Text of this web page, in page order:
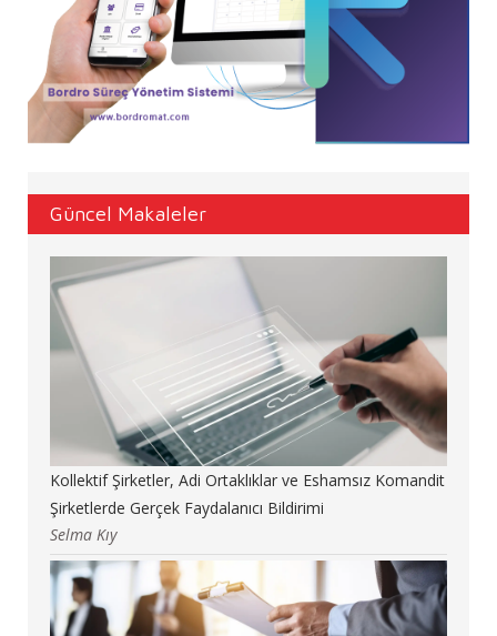
Güncel Makaleler
Kollektif Şirketler, Adi Ortaklıklar ve Eshamsız Komandit
Şirketlerde Gerçek Faydalanıcı Bildirimi
Selma Kıy